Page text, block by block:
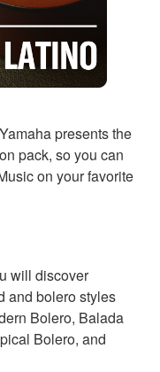
presents the
pack, so you can
on your favorite
will discover
and bolero styles
Bolero, Balada
Bolero, and